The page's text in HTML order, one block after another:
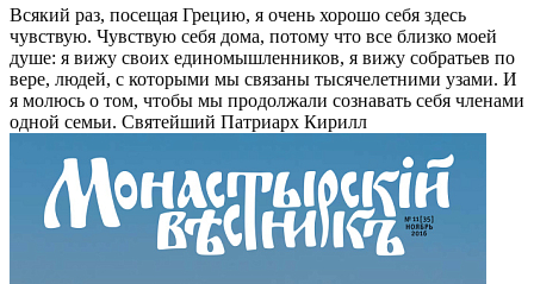
Всякий раз, посещая Грецию, я очень хорошо себя здесь
чувствую. Чувствую себя дома, потому что все близко моей
душе: я вижу своих единомышленников, я вижу собратьев по
вере, людей, с которыми мы связаны тысячелетними узами. И
я молюсь о том, чтобы мы продолжали сознавать себя членами
одной семьи. Святейший Патриарх Кирилл